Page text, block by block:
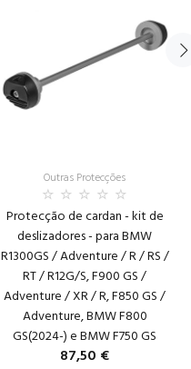
Outras Protecções
Protecção de cardan - kit de
deslizadores - para BMW
R1300GS / Adventure / R / RS /
RT / R12G/S, F900 GS /
Adventure / XR / R, F850 GS /
Adventure, BMW F800
GS(2024-) e BMW F750 GS
87,50 €